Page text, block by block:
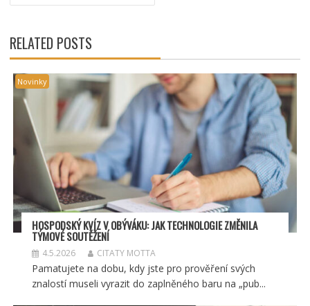
RELATED POSTS
Novinky
HOSPODSKÝKVÍZ V OBÝVÁKU: JAK TECHNOLOGIE ZMĚNILA
TÝMOVÉ SOUTĚŽENÍ
4.5.2026 CITATY MOTTA
Pamatujete na dobu, kdy jste pro prověření svých
znalostí museli vyrazit do zaplněného baru na „pub...